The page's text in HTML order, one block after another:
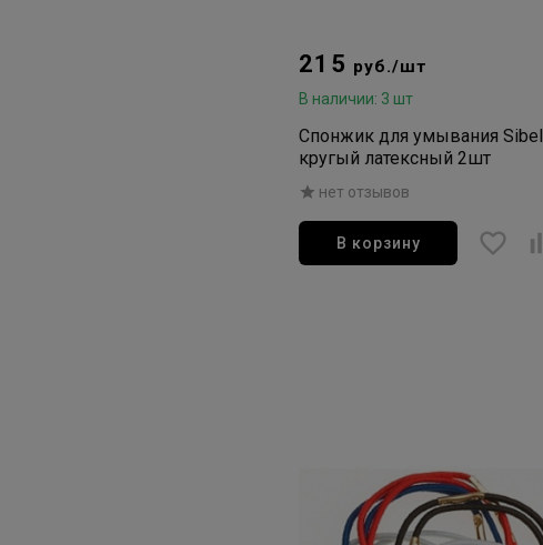
215 руб./шт
В наличии: 3 шт
Спонжик для умывания Sibel
кругый латексный 2шт
нет отзывов
В корзину